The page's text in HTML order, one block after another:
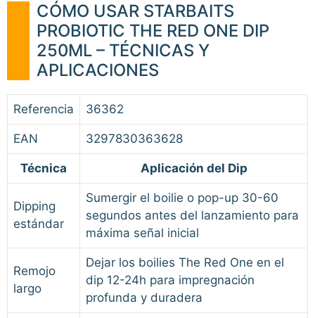
CÓMO USAR STARBAITS
PROBIOTIC THE RED ONE DIP
250ML – TÉCNICAS Y
APLICACIONES
Referencia 36362
EAN 3297830363628
Técnica Aplicación del Dip
Dipping
estándar
Sumergir el boilie o pop-up 30-60
segundos antes del lanzamiento para
máxima señal inicial
Remojo
largo
Dejar los boilies The Red One en el
dip 12-24h para impregnación
profunda y duradera